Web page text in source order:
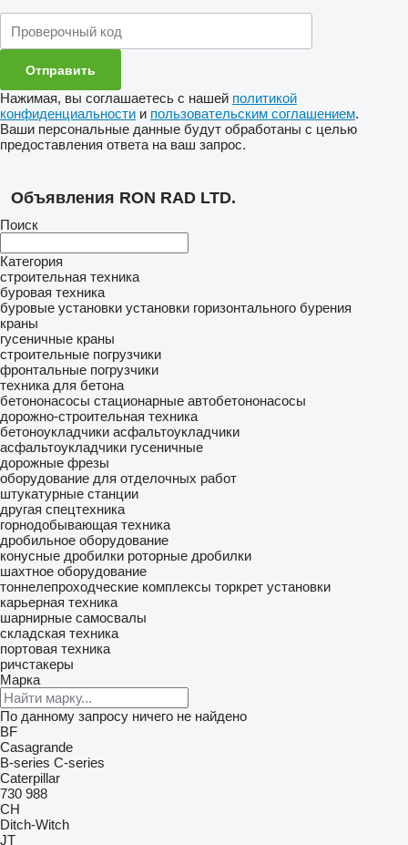
Нажимая, вы соглашаетесь с нашей политикой
конфиденциальности и пользовательским соглашением.
Ваши персональные данные будут обработаны с целью
предоставления ответа на ваш запрос.
Объявления RON RAD LTD.
Поиск
Категория
строительная техника
буровая техника
буровые установки установки горизонтального бурения
краны
гусеничные краны
строительные погрузчики
фронтальные погрузчики
техника для бетона
бетононасосы стационарные автобетононасосы
дорожно-строительная техника
бетоноукладчики асфальтоукладчики
асфальтоукладчики гусеничные
дорожные фрезы
оборудование для отделочных работ
штукатурные станции
другая спецтехника
горнодобывающая техника
дробильное оборудование
конусные дробилки роторные дробилки
шахтное оборудование
тоннелепроходческие комплексы торкрет установки
карьерная техника
шарнирные самосвалы
складская техника
портовая техника
ричстакеры
Марка
По данному запросу ничего не найдено
BF
Casagrande
B-series C-series
Caterpillar
730 988
CH
Ditch-Witch
JT